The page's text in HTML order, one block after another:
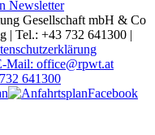
Newsletter
Gesellschaft mbH & Co
| Tel.: +43 732 641300 |
Mail: office@rpwt.at
641300
Facebook